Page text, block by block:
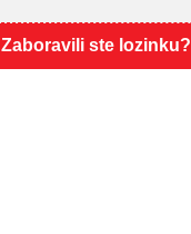
Zaboravili ste lozinku?